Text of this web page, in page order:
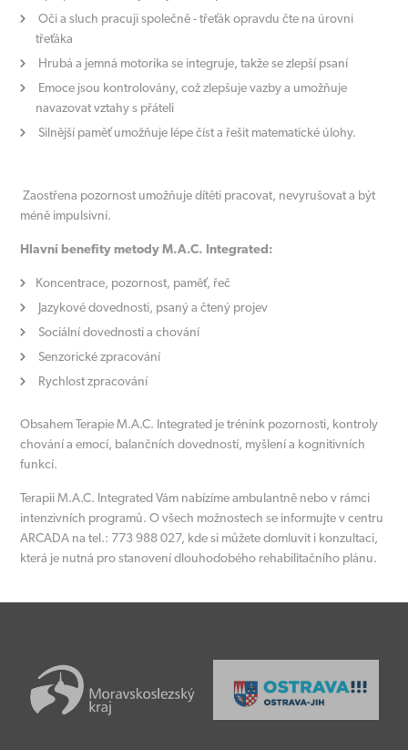
Oči a sluch pracuji společně - třeťák opravdu čte na úrovni
třeťáka
Hrubá a jemná motorika se integruje, takže se zlepší psaní
Emoce jsou kontrolovány, což zlepšuje vazby a umožňuje
navazovat vztahy s přáteli
Silnější paměť umožňuje lépe číst a řešit matematické úlohy.
Zaostřena pozornost umožňuje dítěti pracovat, nevyrušovat a být
méně impulsivní.
Hlavní benefity metody M.A.C. Integrated:
Koncentrace, pozornost, paměť, řeč
Jazykové dovednosti, psaný a čtený projev
Sociální dovednosti a chování
Senzorické zpracování
Rychlost zpracování
Obsahem Terapie M.A.C. Integrated je trénink pozornosti, kontroly
chování a emocí, balančních dovedností, myšlení a kognitivních
funkcí.
Terapii M.A.C. Integrated Vám nabízíme ambulantně nebo v rámci
intenzivních programů. O všech možnostech se informujte v centru
ARCADA na tel.: 773 988 027, kde si můžete domluvit i konzultaci,
která je nutná pro stanovení dlouhodobého rehabilitačního plánu.